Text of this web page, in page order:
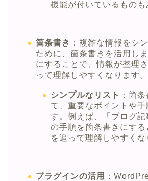
機能が付いているものも
箇条書き ：複雑な情報をシ
ために、箇条書きを活用し
にすることで、情報が整理
って理解しやすくなります。
シンプルなリスト
：箇
て、重要なポイントや手
す。例えば、「ブログ記
の手順を箇条書きにす
を追って理解しやすくな
プラグインの活用 ：